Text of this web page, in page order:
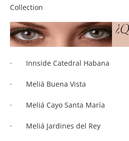
Collection
· Innside Catedral Habana
· Meliá Buena Vista
· Meliá Cayo Santa María
· Meliá Jardines del Rey